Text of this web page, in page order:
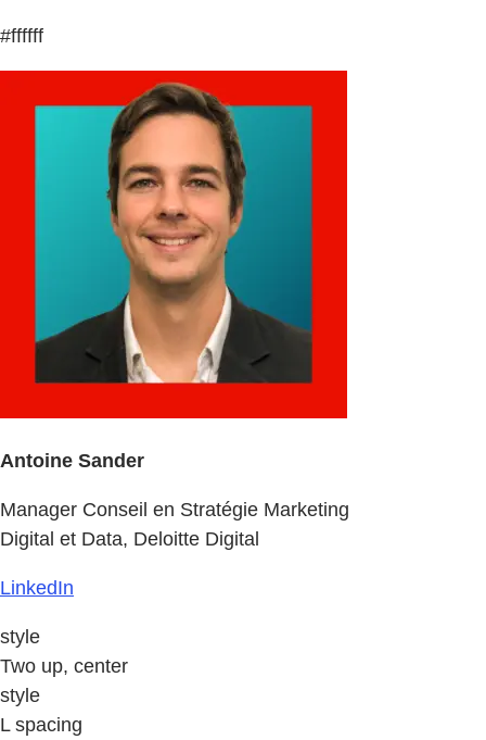
#ffffff
Antoine Sander
Manager Conseil en Stratégie Marketing
Digital et Data, Deloitte Digital
LinkedIn
style
Two up, center
style
L spacing